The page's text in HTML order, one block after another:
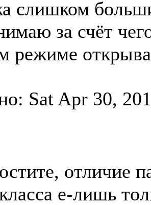
слишком
за счёт
режиме
Sat Apr 30,
отличие
е-лишь